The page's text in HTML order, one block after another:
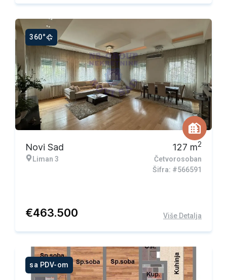
360°
Novi Sad
Liman 3
127 m2
Četvorosoban
Šifra: #566591
€463.500 Više Detalja
sa PDV-om